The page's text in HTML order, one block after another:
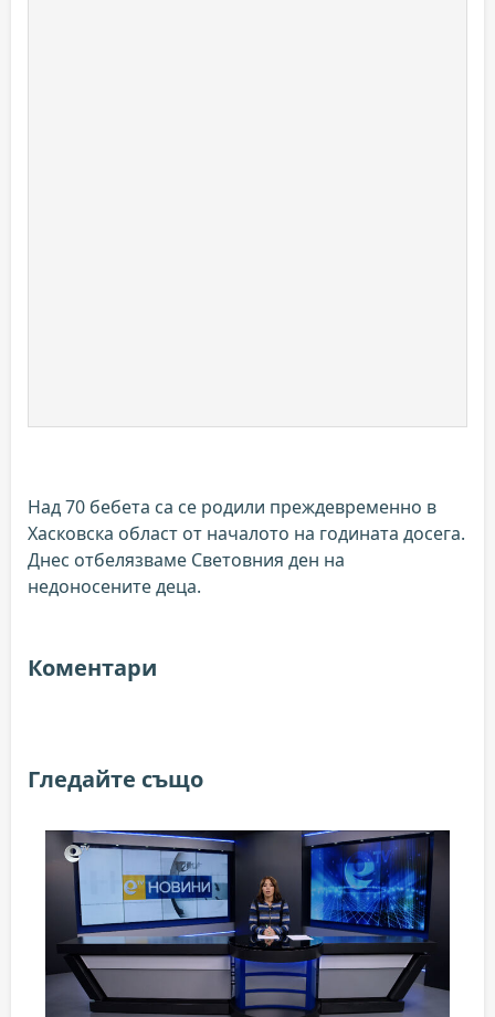
Над 70 бебета са се родили преждевременно в
Хасковска област от началото на годината досега.
Днес отбелязваме Световния ден на
недоносените деца.
Коментари
Гледайте също